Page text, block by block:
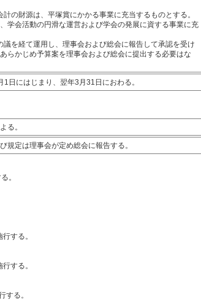
の財源は、平塚賞にかかる事業に充当するものとする。
学会活動の円滑な運営および学会の発展に資する事業に充
を経て運用し、理事会および総会に報告して承認を受け
らかじめ予算案を理事会および総会に提出する必要はな
日にはじまり、翌年3月31日におわる。
る。
規定は理事会が定め総会に報告する。
。
する。
する。
する。